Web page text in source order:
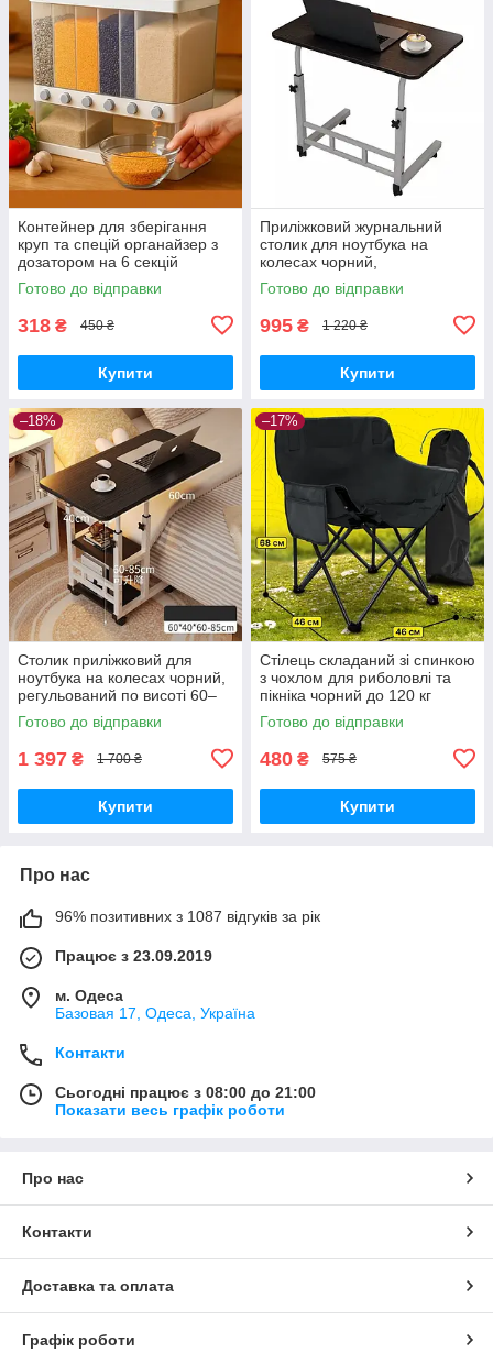
Контейнер для зберігання
круп та спецій органайзер з
дозатором на 6 секцій
Готово до відправки
318 ₴ 450 ₴
Купити
Приліжковий журнальний
столик для ноутбука на
колесах чорний,
регульований 60–90 см,
80×40 см
Готово до відправки
995 ₴ 1 220 ₴
Купити
–18%
Столик приліжковий для
ноутбука на колесах чорний,
регульований по висоті 60–
85 см, 60×40 см
Готово до відправки
1 397 ₴ 1 700 ₴
Купити
–17%
Стілець складаний зі спинкою
з чохлом для риболовлі та
пікніка чорний до 120 кг
Готово до відправки
480 ₴ 575 ₴
Купити
Про нас
96% позитивних з 1087 відгуків за рік
Працює з 23.09.2019
м. Одеса
Базовая 17, Одеса, Україна
Контакти
Сьогодні працює з 08:00 до 21:00
Показати весь графік роботи
Про нас
Контакти
Доставка та оплата
Графік роботи